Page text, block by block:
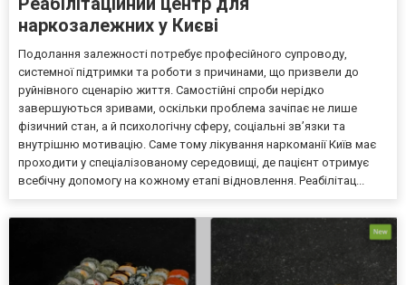
наркозалежних у Києві
Подолання залежності потребує професійного супроводу,
системної підтримки та роботи з причинами, що призвели до
руйнівного сценарію життя. Самостійні спроби нерідко
завершуються зривами, оскільки проблема зачіпає не лише
фізичний стан, а й психологічну сферу, соціальні зв’язки та
внутрішню мотивацію. Саме тому лікування наркоманії Київ має
проходити у спеціалізованому середовищі, де пацієнт отримує
всебічну допомогу на кожному етапі відновлення. Реабілітац...